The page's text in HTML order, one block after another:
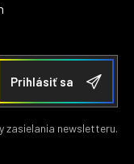
zasielania newsletteru.